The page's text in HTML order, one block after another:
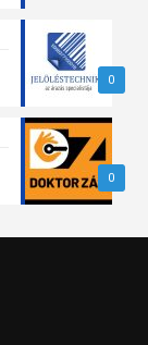
0
0